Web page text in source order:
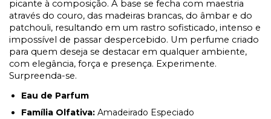
picante à composição. A base se fecha com maestria
através do couro, das madeiras brancas, do âmbar e do
patchouli, resultando em um rastro sofisticado, intenso e
impossível de passar despercebido. Um perfume criado
para quem deseja se destacar em qualquer ambiente,
com elegância, força e presença. Experimente.
Surpreenda-se.
Eau de Parfum
Família Olfativa: Amadeirado Especiado